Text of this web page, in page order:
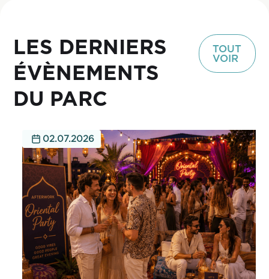
LES DERNIERS
ÉVÈNEMENTS
DU PARC
TOUT
VOIR
02.07.2026